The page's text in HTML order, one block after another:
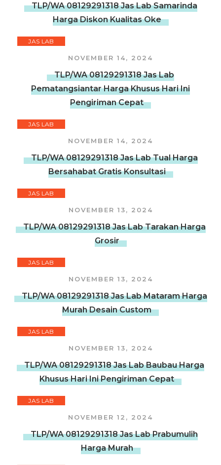
TLP/WA 08129291318 Jas Lab Samarinda
Harga Diskon Kualitas Oke
JAS LAB
NOVEMBER 14, 2024
TLP/WA 08129291318 Jas Lab
Pematangsiantar Harga Khusus Hari Ini
Pengiriman Cepat
JAS LAB
NOVEMBER 14, 2024
TLP/WA 08129291318 Jas Lab Tual Harga
Bersahabat Gratis Konsultasi
JAS LAB
NOVEMBER 13, 2024
TLP/WA 08129291318 Jas Lab Tarakan Harga
Grosir
JAS LAB
NOVEMBER 13, 2024
TLP/WA 08129291318 Jas Lab Mataram Harga
Murah Desain Custom
JAS LAB
NOVEMBER 13, 2024
TLP/WA 08129291318 Jas Lab Baubau Harga
Khusus Hari Ini Pengiriman Cepat
JAS LAB
NOVEMBER 12, 2024
TLP/WA 08129291318 Jas Lab Prabumulih
Harga Murah